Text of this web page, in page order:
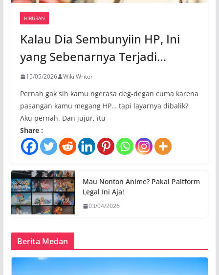
HIBURAN
Kalau Dia Sembunyiin HP, Ini
yang Sebenarnya Terjadi…
15/05/2026 Wiki Writer
Pernah gak sih kamu ngerasa deg-degan cuma karena
pasangan kamu megang HP… tapi layarnya dibalik?
Aku pernah. Dan jujur, itu
Share :
Mau Nonton Anime? Pakai Paltform
Legal Ini Aja!
03/04/2026
Berita Medan